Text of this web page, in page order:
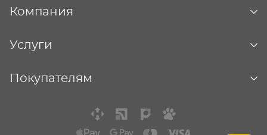
Компания
Услуги
Покупателям